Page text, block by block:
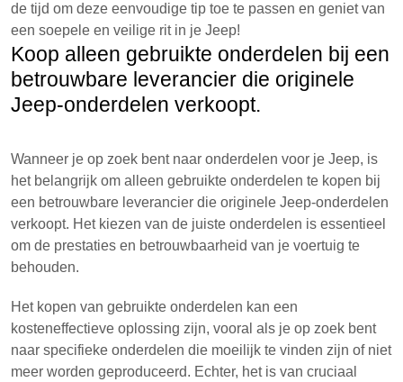
de tijd om deze eenvoudige tip toe te passen en geniet van
een soepele en veilige rit in je Jeep!
Koop alleen gebruikte onderdelen bij een
betrouwbare leverancier die originele
Jeep-onderdelen verkoopt.
Wanneer je op zoek bent naar onderdelen voor je Jeep, is
het belangrijk om alleen gebruikte onderdelen te kopen bij
een betrouwbare leverancier die originele Jeep-onderdelen
verkoopt. Het kiezen van de juiste onderdelen is essentieel
om de prestaties en betrouwbaarheid van je voertuig te
behouden.
Het kopen van gebruikte onderdelen kan een
kosteneffectieve oplossing zijn, vooral als je op zoek bent
naar specifieke onderdelen die moeilijk te vinden zijn of niet
meer worden geproduceerd. Echter, het is van cruciaal